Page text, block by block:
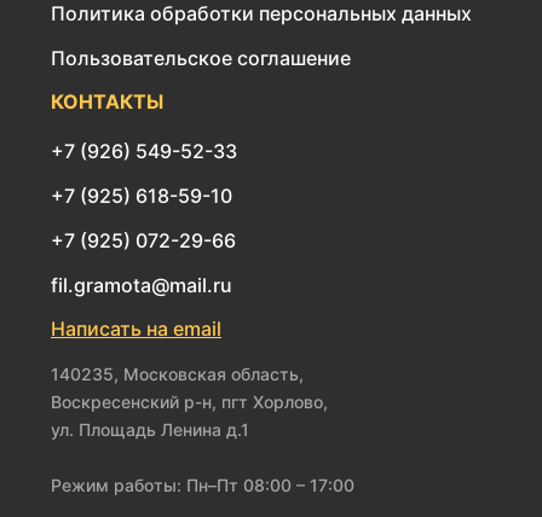
Политика обработки персональных данных
Пользовательское соглашение
КОНТАКТЫ
+7 (926) 549-52-33
+7 (925) 618-59-10
+7 (925) 072-29-66
fil.gramota@mail.ru
Написать на email
140235, Московская область,
Воскресенский р-н, пгт Хорлово,
ул. Площадь Ленина д.1
Режим работы: Пн–Пт 08:00 – 17:00